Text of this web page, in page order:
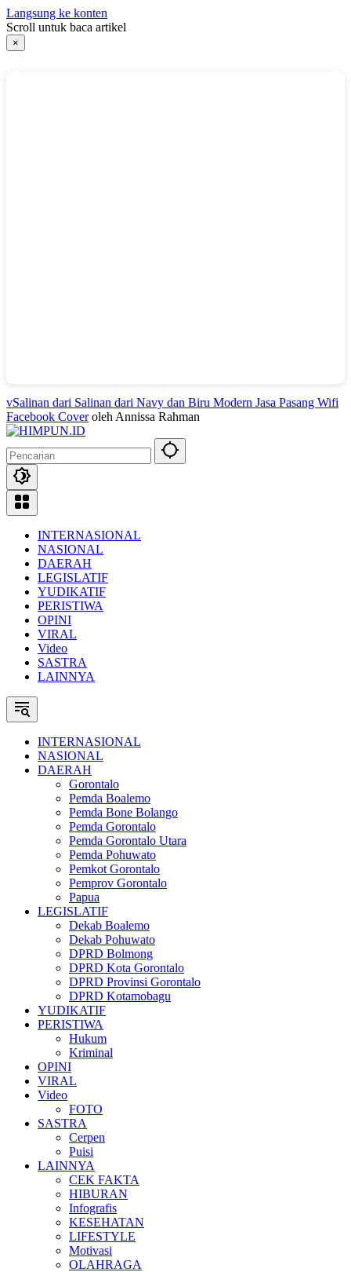
Langsung ke konten
Scroll untuk baca artikel
×
vSalinan dari Salinan dari Navy dan Biru Modern Jasa Pasang Wifi
Facebook Coveroleh Annissa Rahman
INTERNASIONAL
NASIONAL
DAERAH
LEGISLATIF
YUDIKATIF
PERISTIWA
OPINI
VIRAL
Video
SASTRA
LAINNYA
INTERNASIONAL
NASIONAL
DAERAH
Gorontalo
Pemda Boalemo
Pemda Bone Bolango
Pemda Gorontalo
Pemda Gorontalo Utara
Pemda Pohuwato
Pemkot Gorontalo
Pemprov Gorontalo
Papua
LEGISLATIF
Dekab Boalemo
Dekab Pohuwato
DPRD Bolmong
DPRD Kota Gorontalo
DPRD Provinsi Gorontalo
DPRD Kotamobagu
YUDIKATIF
PERISTIWA
Hukum
Kriminal
OPINI
VIRAL
Video
FOTO
SASTRA
Cerpen
Puisi
LAINNYA
CEK FAKTA
HIBURAN
Infografis
KESEHATAN
LIFESTYLE
Motivasi
OLAHRAGA